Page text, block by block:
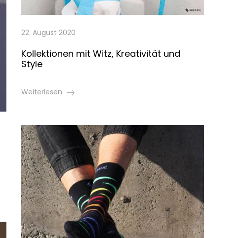
22. August 2020
Kollektionen mit Witz, Kreativität und
Style
Weiterlesen